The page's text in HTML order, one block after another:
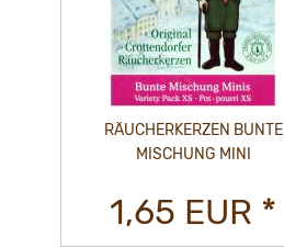
RÄUCHERKERZEN BUNTE
MISCHUNG MINI
1,65 EUR *